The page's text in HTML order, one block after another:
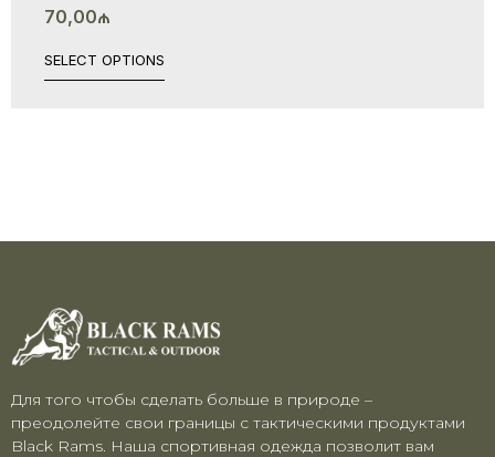
70,00₼
SELECT OPTIONS
Для того чтобы сделать больше в природе –
преодолейте свои границы с тактическими продуктами
Black Rams. Наша спортивная одежда позволит вам